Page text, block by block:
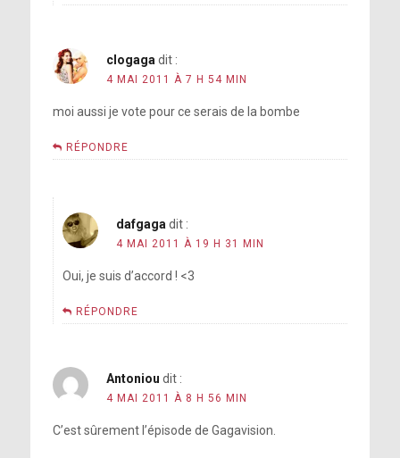
clogaga dit :
4 MAI 2011 À 7 H 54 MIN
moi aussi je vote pour ce serais de la bombe
RÉPONDRE
dafgaga dit :
4 MAI 2011 À 19 H 31 MIN
Oui, je suis d’accord ! <3
RÉPONDRE
Antoniou dit :
4 MAI 2011 À 8 H 56 MIN
C’est sûrement l’épisode de Gagavision.